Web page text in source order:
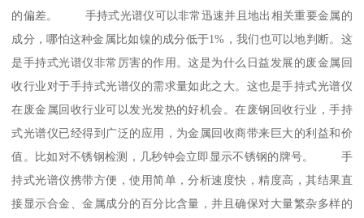
的偏差。 手持式光谱仪可以非常迅速并且地出相关重要金属的
成分，哪怕这种金属比如镍的成分低于1%，我们也可以地判断。这
是手持式光谱仪非常厉害的作用。这是为什么日益发展的废金属回
收行业对于手持式光谱仪的需求量如此之大。这也是手持式光谱仪
在废金属回收行业可以发光发热的好机会。在废钢回收行业，手持
式光谱仪已经得到广泛的应用，为金属回收商带来巨大的利益和价
值。比如对不锈钢检测，几秒钟会立即显示不锈钢的牌号。 手
持式光谱仪携带方便，使用简单，分析速度快，精度高，其结果直
接显示合金、金属成分的百分比含量，并且确保对大量繁杂多样的